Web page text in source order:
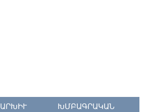
ԱՐԽԻՒ ԽՄԲԱԳՐԱԿԱՆ